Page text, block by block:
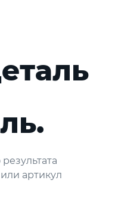
артикул